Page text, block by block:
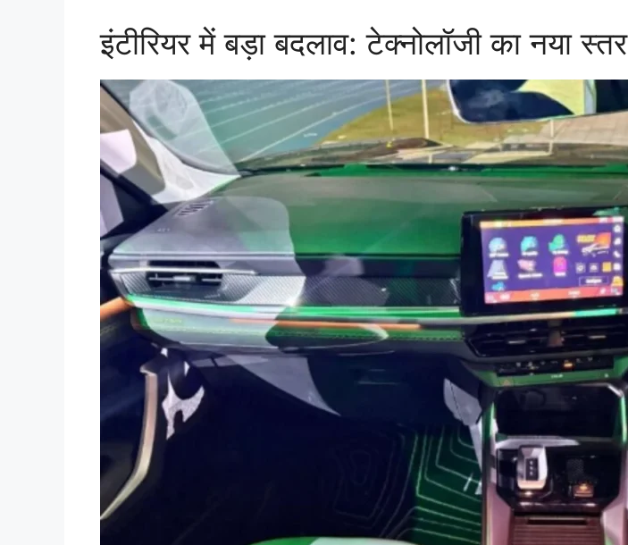
इंटीरियर में बड़ा बदलाव: टेक्नोलॉजी का नया स्तर